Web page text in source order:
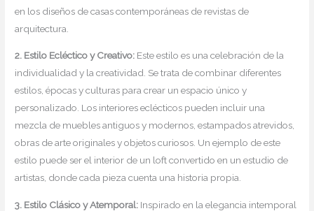
en los diseños de casas contemporáneas de revistas de
arquitectura.
2. Estilo Ecléctico y Creativo: Este estilo es una celebración de la
individualidad y la creatividad. Se trata de combinar diferentes
estilos, épocas y culturas para crear un espacio único y
personalizado. Los interiores eclécticos pueden incluir una
mezcla de muebles antiguos y modernos, estampados atrevidos,
obras de arte originales y objetos curiosos. Un ejemplo de este
estilo puede ser el interior de un loft convertido en un estudio de
artistas, donde cada pieza cuenta una historia propia.
3. Estilo Clásico y Atemporal: Inspirado en la elegancia intemporal